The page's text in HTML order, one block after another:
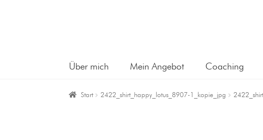
Über mich Mein Angebot Coaching
Start 2422_shirt_happy_lotus_8907-1_kopie_jpg